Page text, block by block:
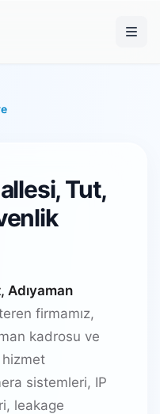
Tut,
Adıyaman
firmamız,
kadrosu ve
sistemleri, IP
leakage